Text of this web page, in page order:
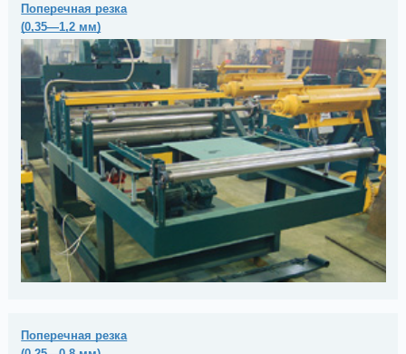
Поперечная резка
(0,35—1,2 мм)
Поперечная резка